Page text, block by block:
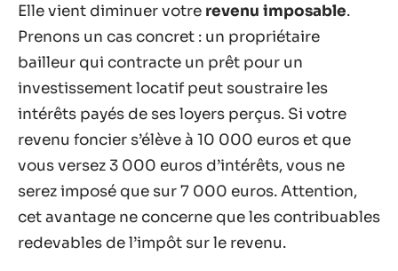
Elle vient diminuer votre revenu imposable.
Prenons un cas concret : un propriétaire
bailleur qui contracte un prêt pour un
investissement locatif peut soustraire les
intérêts payés de ses loyers perçus. Si votre
revenu foncier s’élève à 10 000 euros et que
vous versez 3 000 euros d’intérêts, vous ne
serez imposé que sur 7 000 euros. Attention,
cet avantage ne concerne que les contribuables
redevables de l’impôt sur le revenu.